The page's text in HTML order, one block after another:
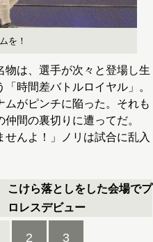
を！
は、選手が次々と登場し生
時間差バトルロイヤル」。
ムがピンチに陥った。それも
間の裏切りに遭ってだ。
せんよ！」ノリは試合に乱入
こけら落としをした会場でプ
ロレスデビュー
2 3